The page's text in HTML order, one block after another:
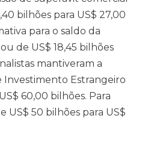
bilhões para US$ 27,00
para o saldo da
de US$ 18,45 bilhões
mantiveram a
Investimento Estrangeiro
60,00 bilhões. Para
US$ 50 bilhões para US$